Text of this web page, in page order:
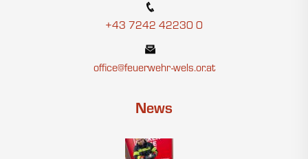
+43 7242 42230 0
office@feuerwehr-wels.or.at
News